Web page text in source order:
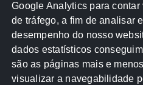
Atricon Audicom
CREA-MT Eventos
MPF Notícias PF
Google Analytics para
de tráfego, a fim de analisar
desempenho do nosso
dados estatísticos
são as páginas mais e
visualizar a navegabilidade